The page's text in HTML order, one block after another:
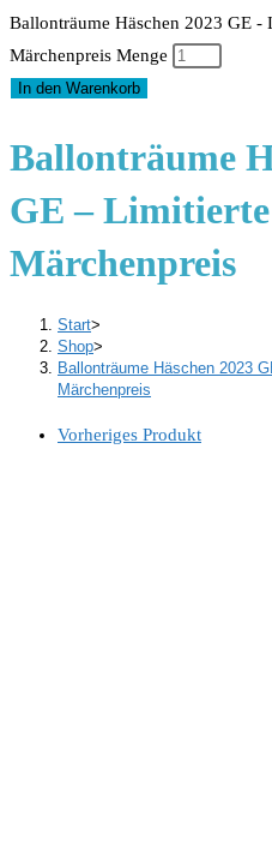
Ballonträume Häschen 2023 GE -
Märchenpreis Menge
In den Warenkorb
Ballonträume
GE –
Märchenpreis
Start>
Shop>
Ballonträume Häschen 2023
Märchenpreis
Vorheriges Produkt